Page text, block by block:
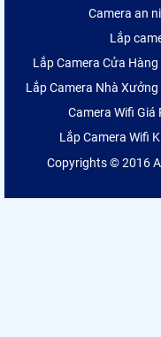
Camera an
Lắp
Lắp Camera Cửa
Lắp Camera Nhà Xưởng
Camera Wifi Giá
Lắp Camera Wifi
Copyrights © 2016